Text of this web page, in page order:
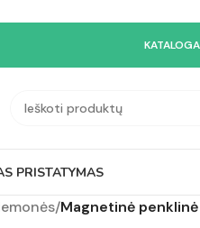
PRISTATYMAS
/Magnetinė